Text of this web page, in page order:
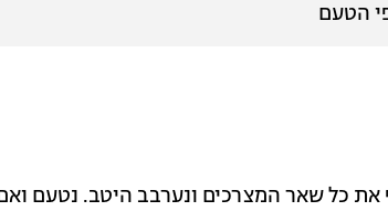
הטעם
כל שאר המצרכים ונערבב היטב. נטעם